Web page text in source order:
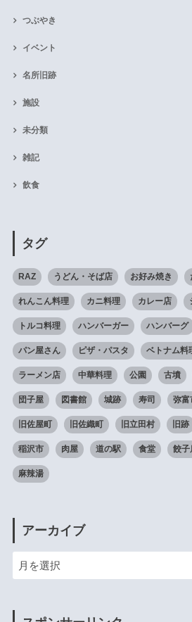
つぶやき
イベント
名所旧跡
施設
未分類
雑記
飲食
タグ
RAZ うどん・そば店 お好み焼き
れんこん料理 カニ料理 カレー店
トルコ料理 ハンバーガー ハンバーグ
パン屋さん ピザ・パスタ ベトナム料
ラーメン店 中華料理 公園 古墳
団子屋 図書館 城跡 寿司 弥富
旧佐屋町 旧佐織町 旧立田村 旧跡
稲沢市 肉屋 道の駅 食堂 餃子
麻辣湯
アーカイブ